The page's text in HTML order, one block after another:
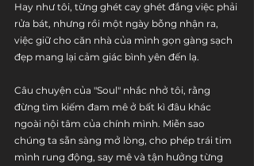
Hay như tôi, từng ghét cay ghét đắng việc phải
rửa bát, nhưng rồi một ngày bỗng nhận ra,
việc giữ cho căn nhà của mình gọn gàng sạch
đẹp mang lại cảm giác bình yên đến lạ.
Câu chuyện của "Soul" nhắc nhở tôi, rằng
đừng tìm kiếm đam mê ở bất kì đâu khác
ngoài nội tâm của chính mình. Miễn sao
chúng ta sẵn sàng mở lòng, cho phép trái tim
mình rung động, say mê và tận hưởng từng